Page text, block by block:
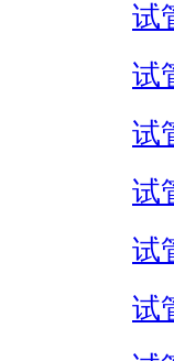
试
试
试
试
试
试